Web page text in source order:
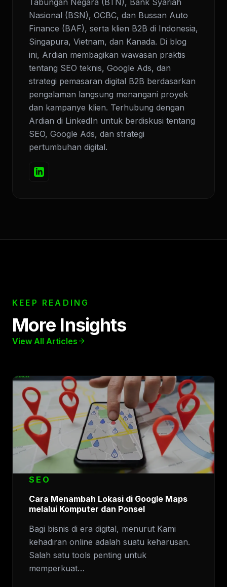
Tabungan Negara (BTN), Bank Syariah
Nasional (BSN), OCBC, dan Bussan Auto
Finance (BAF), serta klien B2B di Indonesia,
Singapura, Vietnam, dan Kanada. Di blog
ini, Ardian membagikan wawasan praktis
tentang SEO teknis, Google Ads, dan
strategi pemasaran digital B2B berdasarkan
pengalaman langsung menangani proyek
dan kampanye klien. Terhubung dengan
Ardian di LinkedIn untuk berdiskusi tentang
SEO, Google Ads, dan strategi
pertumbuhan digital.
KEEP READING
More Insights
View All Articles arrow_forward
SEO
Cara Menambah Lokasi di Google Maps
melalui Komputer dan Ponsel
Bagi bisnis di era digital, menurut Kami
kehadiran online adalah suatu keharusan.
Salah satu tools penting untuk
memperkuat…